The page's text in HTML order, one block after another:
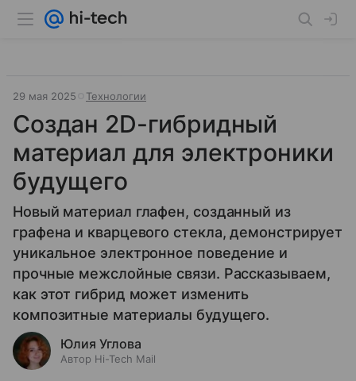
29 мая 2025 Технологии
Создан 2D-гибридный
материал для электроники
будущего
Новый материал глафен, созданный из
графена и кварцевого стекла, демонстрирует
уникальное электронное поведение и
прочные межслойные связи. Рассказываем,
как этот гибрид может изменить
композитные материалы будущего.
Юлия Углова
Автор Hi-Tech Mail